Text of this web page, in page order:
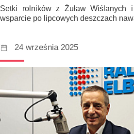
Setki rolników z Żuław
wsparcie po lipcowych deszczach
24 września 2025